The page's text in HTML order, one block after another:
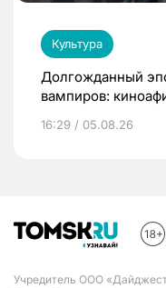
Культура
Долгожданный
вампиров:
16:29 / 05.08.26
Учредитель ООО